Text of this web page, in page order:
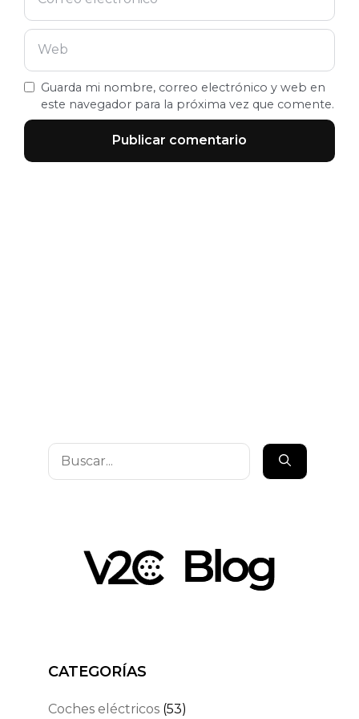
Guarda mi nombre, correo electrónico y web en
este navegador para la próxima vez que comente.
Buscar:
CATEGORÍAS
Coches eléctricos (53)